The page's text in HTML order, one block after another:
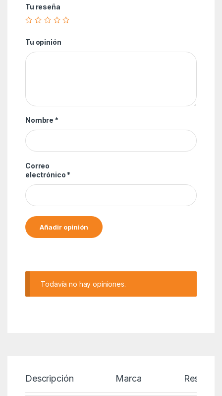
Tu reseña
Tu opinión
Nombre *
Correo
electrónico *
Todavía no hay opiniones.
Descripción Marca Reseñas